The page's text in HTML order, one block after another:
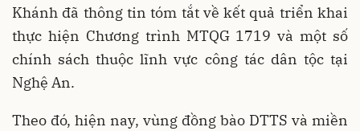
Khánh đã thông tin tóm tắt về kết quả triển khai
thực hiện Chương trình MTQG 1719 và một số
chính sách thuộc lĩnh vực công tác dân tộc tại
Nghệ An.
Theo đó, hiện nay, vùng đồng bào DTTS và miền